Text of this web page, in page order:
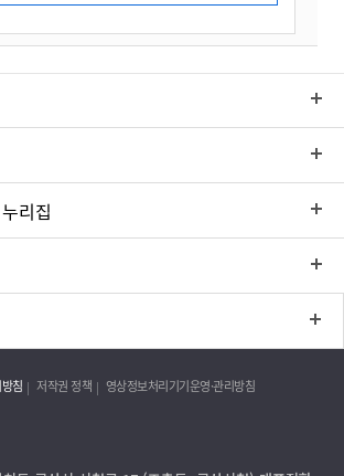
리집
침 저작권 정책 영상정보처리기기운영·관리방침